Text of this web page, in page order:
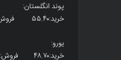
پوند انگلستان:
خرید:۵۵.۴۰ فروش:۵۵.۸۵
یورو:
خرید:۴۸.۷۰ فروش: ۴۹.۱۰